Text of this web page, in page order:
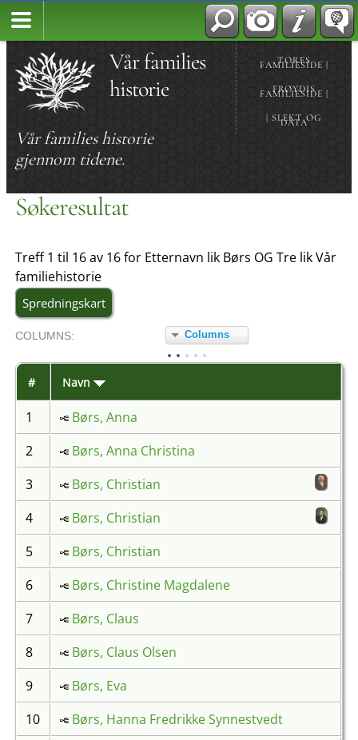
Vår families
historie
Vår families historie
gjennom tidene.
TORES
FAMILIESIDE |
FRØYDIS
FAMILIESIDE |
| SLEKT OG
DATA
Søkeresultat
Treff 1 til 16 av 16 for Etternavn lik Børs OG Tre lik Vår
familiehistorie
Spredningskart
COLUMNS: Columns
# Navn
1
Børs, Anna
2
Børs, Anna Christina
3
Børs, Christian
4
Børs, Christian
5
Børs, Christian
6
Børs, Christine Magdalene
7
Børs, Claus
8
Børs, Claus Olsen
9
Børs, Eva
10
Børs, Hanna Fredrikke Synnestvedt